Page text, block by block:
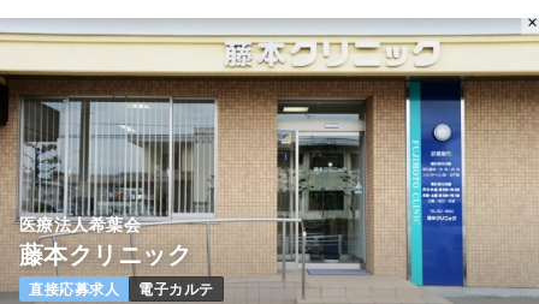
医療法人希葉会
藤本クリニック
直接応募求人 電子カルテ